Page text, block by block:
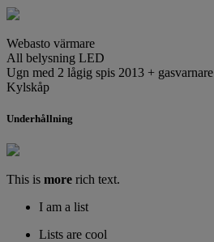
Webasto värmare
All belysning LED
Ugn med 2 lågig spis 2013 + gasvarnare
Kylskåp
Underhållning
This is more rich text.
I am a list
Lists are cool